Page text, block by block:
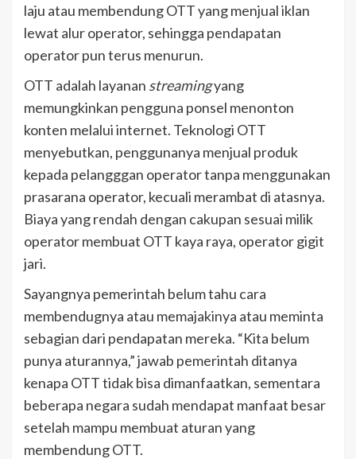
laju atau membendung OTT yang menjual iklan
lewat alur operator, sehingga pendapatan
operator pun terus menurun.
OTT adalah layanan streamingyang
memungkinkan pengguna ponsel menonton
konten melalui internet. Teknologi OTT
menyebutkan, penggunanya menjual produk
kepada pelangggan operator tanpa menggunakan
prasarana operator, kecuali merambat di atasnya.
Biaya yang rendah dengan cakupan sesuai milik
operator membuat OTT kaya raya, operator gigit
jari.
Sayangnya pemerintah belum tahu cara
membendugnya atau memajakinya atau meminta
sebagian dari pendapatan mereka. “Kita belum
punya aturannya,” jawab pemerintah ditanya
kenapa OTT tidak bisa dimanfaatkan, sementara
beberapa negara sudah mendapat manfaat besar
setelah mampu membuat aturan yang
membendung OTT.